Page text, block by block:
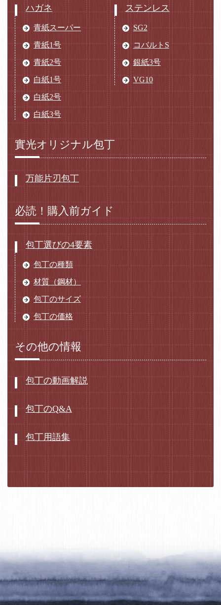
ハガネ
青紙スーパー
青紙1号
青紙2号
白紙1号
白紙2号
白紙3号
ステンレス
SG2
コバルトS
銀紙3号
VG10
實光オリジナル包丁
万能片刃包丁
必読！購入前ガイド
包丁選びの4要素
包丁の種類
材質（鋼材）
包丁のサイズ
包丁の価格
その他の情報
包丁の動画解説
包丁のQ&A
包丁用語集